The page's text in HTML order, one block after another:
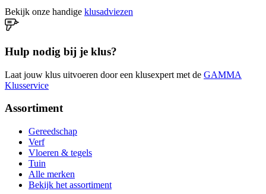
Bekijk onze handige klusadviezen
Hulp nodig bij je klus?
Laat jouw klus uitvoeren door een klusexpert met de GAMMA
Klusservice
Assortiment
Gereedschap
Verf
Vloeren & tegels
Tuin
Alle merken
Bekijk het assortiment